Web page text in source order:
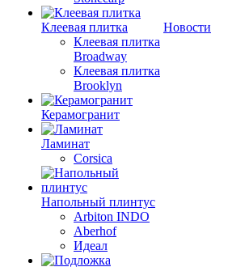
Клеевая плитка
Клеевая плитка
Broadway
Клеевая плитка
Brooklyn
Керамогранит
Ламинат
Corsica
Напольный плинтус
Arbiton INDO
Aberhof
Идеал
Новости